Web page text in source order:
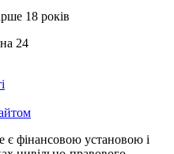
18 років
24
є фінансовою установою і